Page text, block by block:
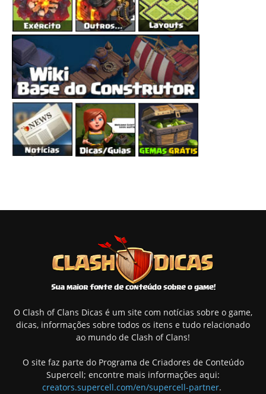
O Clash of Clans Dicas é um site com notícias sobre o game,
dicas, informações sobre todos os itens e tudo relacionado
ao mundo de Clash of Clans!
O site faz parte do Programa de Criadores de Conteúdo
Supercell; encontre mais informações aqui:
creators.supercell.com/en/supercell-partner.